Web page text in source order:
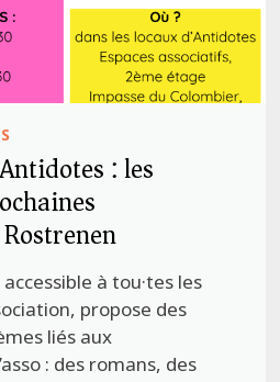
: les
à tou·tes les
propose des
liés aux
: des romans, des